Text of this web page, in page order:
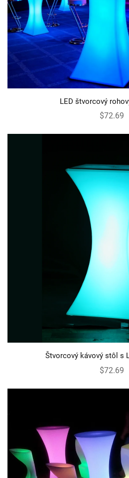
LED štvorcový
$72.69
Štvorcový kávový stôl s
$72.69